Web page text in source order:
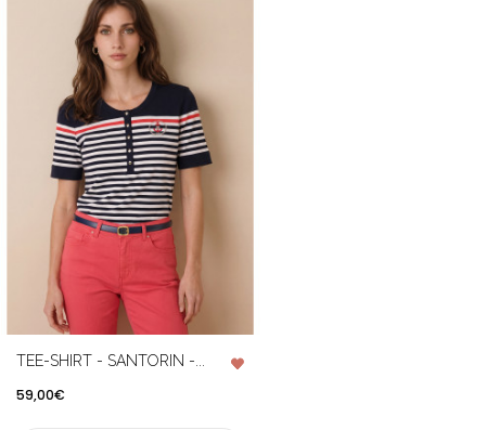
TEE-SHIRT - SANTORIN -...
Prix
59,00€